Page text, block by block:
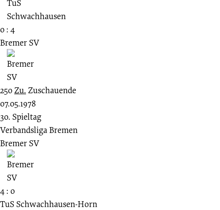
0 : 4
Bremer SV
250 Zu. Zuschauende
07.05.1978
30. Spieltag
Verbandsliga Bremen
Bremer SV
4 : 0
TuS Schwachhausen-Horn